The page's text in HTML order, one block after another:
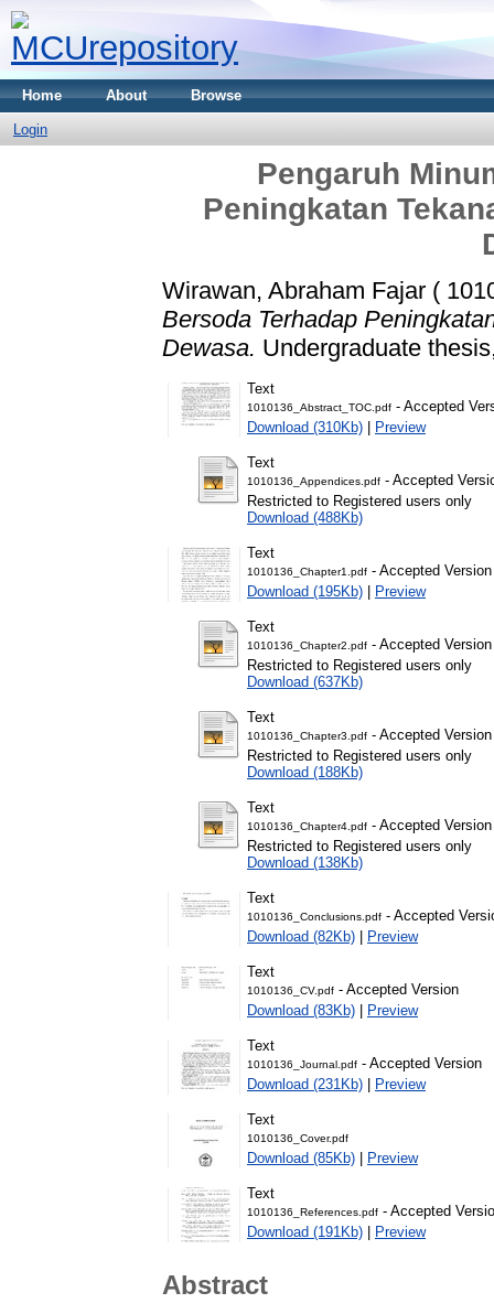
Home About Browse
Login
Pengaruh
Peningkatan
Wirawan, Abraham Fajar (
Bersoda Terhadap
Dewasa. Undergraduate
Text
1010136_Abstract_TOC.pdf - Accepted
Download (310Kb) | Preview
Text
1010136_Appendices.pdf - Accepted
Restricted to Registered users only
Download (488Kb)
Text
1010136_Chapter1.pdf - Accepted Version
Download (195Kb) | Preview
Text
1010136_Chapter2.pdf - Accepted Version
Restricted to Registered users only
Download (637Kb)
Text
1010136_Chapter3.pdf - Accepted Version
Restricted to Registered users only
Download (188Kb)
Text
1010136_Chapter4.pdf - Accepted Version
Restricted to Registered users only
Download (138Kb)
Text
1010136_Conclusions.pdf - Accepted
Download (82Kb) | Preview
Text
1010136_CV.pdf - Accepted Version
Download (83Kb) | Preview
Text
1010136_Journal.pdf - Accepted Version
Download (231Kb) | Preview
Text
1010136_Cover.pdf
Download (85Kb) | Preview
Text
1010136_References.pdf - Accepted
Download (191Kb) | Preview
Abstract